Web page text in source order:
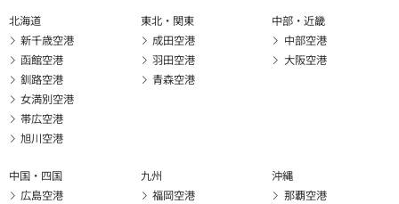
北海道
新千歳空港
函館空港
釧路空港
女満別空港
帯広空港
旭川空港
東北・関東
成田空港
羽田空港
青森空港
中部・近畿
中部空港
大阪空港
中国・四国
広島空港
九州
福岡空港
沖縄
那覇空港